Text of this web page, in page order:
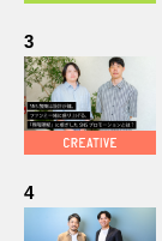
3
4